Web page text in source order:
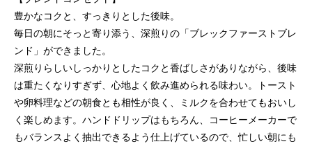
豊かなコクと、すっきりとした後味。
毎日の朝にそっと寄り添う、深煎りの「ブレックファーストブレ
ンド」ができました。
深煎りらしいしっかりとしたコクと香ばしさがありながら、後味
は重たくなりすぎず、心地よく飲み進められる味わい。トースト
や卵料理などの朝食とも相性が良く、ミルクを合わせてもおいし
く楽しめます。ハンドドリップはもちろん、コーヒーメーカーで
もバランスよく抽出できるよう仕上げているので、忙しい朝にも